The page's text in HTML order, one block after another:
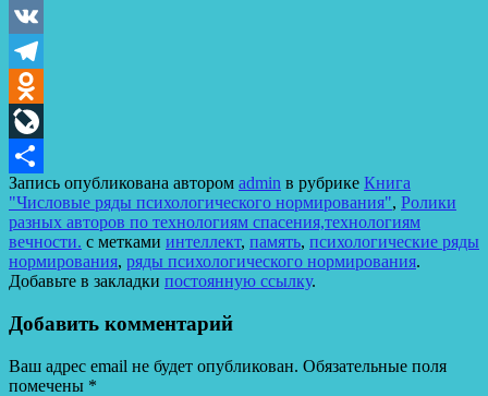
VK
Telegram
Odnoklassniki
LiveJournal
Отправить
Запись опубликована автором admin в рубрике Книга
"Числовые ряды психологического нормирования", Ролики
разных авторов по технологиям спасения,технологиям
вечности. с метками интеллект, память, психологические ряды
нормирования, ряды психологического нормирования.
Добавьте в закладки постоянную ссылку.
Добавить комментарий
Ваш адрес email не будет опубликован. Обязательные поля
помечены *